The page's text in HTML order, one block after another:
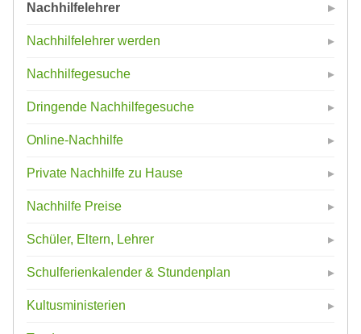
Nachhilfelehrer
Nachhilfelehrer werden
Nachhilfegesuche
Dringende Nachhilfegesuche
Online-Nachhilfe
Private Nachhilfe zu Hause
Nachhilfe Preise
Schüler, Eltern, Lehrer
Schulferienkalender & Stundenplan
Kultusministerien